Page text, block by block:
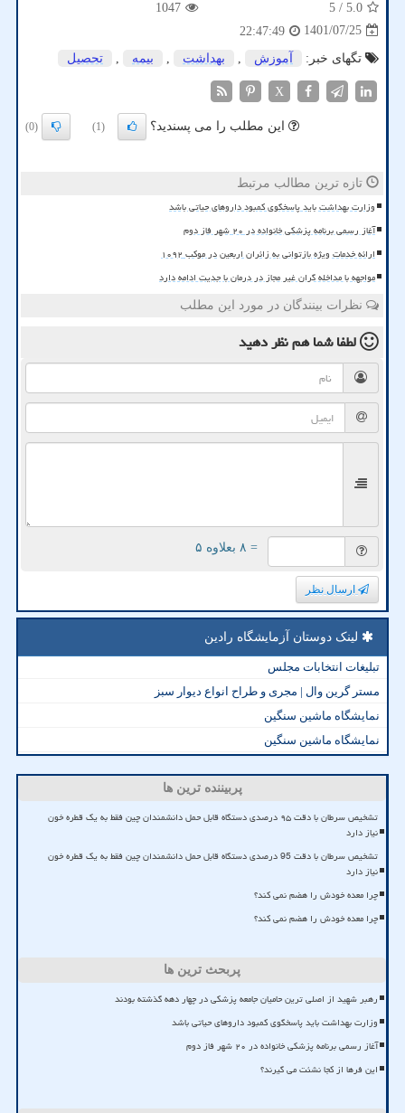
5.0
/ 5
1047
1401/07/25
22:47:49
تگهای خبر:
آموزش , بهداشت , بیمه , تحصیل
X
این مطلب را می پسندید؟ (1)
(0)
تازه ترین مطالب مرتبط
وزارت بهداشت باید پاسخگوی کمبود داروهای حیاتی باشد
آغاز رسمی برنامه پزشکی خانواده در ۲۰ شهر فاز دوم
ارائه خدمات ویژه بازتوانی به زائران اربعین در موکب ۱۰۹۲
مواجهه با مداخله گران غیر مجاز در درمان با جدیت ادامه دارد
نظرات بینندگان در مورد این مطلب
لطفا شما همنظر دهید
= ۸ بعلاوه ۵
ارسال نظر
لینک دوستان آزمایشگاه رادین
تبلیغات انتخابات مجلس
مستر گرین وال | مجری و طراح انواع دیوار سبز
نمایشگاه ماشین سنگین
نمایشگاه ماشین سنگین
پربیننده ترین ها
تشخیص سرطان با دقت ۹۵ درصدی دستگاه قابل حمل دانشمندان چین فقط به یک قطره خون
نیاز دارد
تشخیص سرطان با دقت 95 درصدی دستگاه قابل حمل دانشمندان چین فقط به یک قطره خون
نیاز دارد
چرا معده خودش را هضم نمی کند؟
چرا معده خودش را هضم نمی کند؟
پربحث ترین ها
رهبر شهید از اصلی ترین حامیان جامعه پزشکی در چهار دهه گذشته بودند
وزارت بهداشت باید پاسخگوی کمبود داروهای حیاتی باشد
آغاز رسمی برنامه پزشکی خانواده در ۲۰ شهر فاز دوم
این فرها از کجا نشئت می گیرند؟